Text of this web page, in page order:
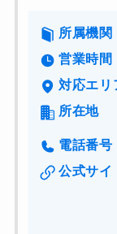
所属機関
営業時間
対応エリ
所在地
電話番号
公式サイ